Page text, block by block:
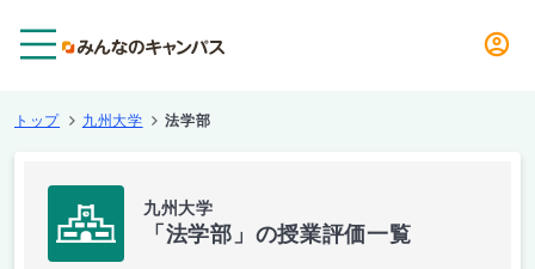
トップ 九州大学 法学部
九州大学
「法学部」の授業評価一覧